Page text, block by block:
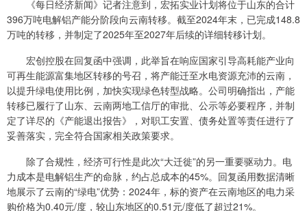
《每日经济新闻》记者注意到，宏拓实业计划将位于山东的合计
396万吨电解铝产能分阶段向云南转移。截至2024年末，已完成148.8
万吨的转移，并制定了2025年至2027年后续的详细转移计划。
宏创控股在回复函中强调，此举旨在响应国家引导高耗能产业向
可再生能源富集地区转移的号召，将产能迁至水电资源充沛的云南，
以提升绿电使用比例，加快实现绿色转型战略。公司明确指出，产能
转移已履行了山东、云南两地工信厅的审批、公示等必要程序，并制
定了详尽的《产能退出报告》，对职工安置、债务处置等责任进行了
妥善落实，完全符合国家相关政策要求。
除了合规性，经济可行性是此次“大迁徙”的另一重要驱动力。电
力成本是电解铝生产的命脉，约占总成本的45%。回复函用数据清晰
地展示了云南的“绿电”优势：2024年，标的资产在云南地区的电力采
购价格为0.40元/度，较山东地区的0.51元/度低了超过21%。